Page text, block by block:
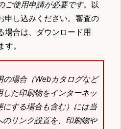
ご使用申請が必要です。以
申し込みください。審査の
場合は、ダウンロード用
す。
の場合（Webカタログなど
た印刷物をインターネッ
にする場合も含む）には当
のリンク設置を、印刷物や